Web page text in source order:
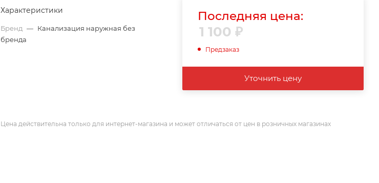
Характеристики
Бренд — Канализация наружная без
бренда
Последняя цена:
1 100 ₽
Предзаказ
Уточнить цену
Цена действительна только для интернет-магазина и может отличаться от цен в розничных магазинах